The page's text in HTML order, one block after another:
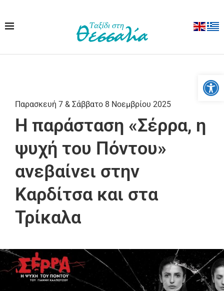
Παρασκευή 7 & Σάββατο 8 Νοεμβρίου 2025
Η παράσταση «Σέρρα, η
ψυχή του Πόντου»
ανεβαίνει στην
Καρδίτσα και στα
Τρίκαλα